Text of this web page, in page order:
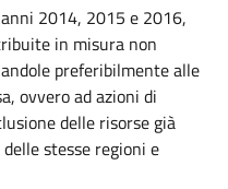
2014, 2015 e 2016,
in misura non
preferibilmente alle
ovvero ad azioni di
delle risorse già
stesse regioni e